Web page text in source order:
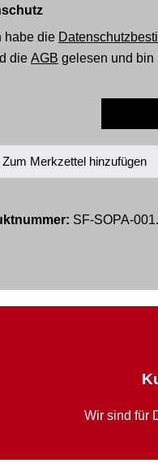
habe die
die AGB gelesen und bin
Zum Merkzettel hinzufügen
SF-SOPA-
Wir sind für